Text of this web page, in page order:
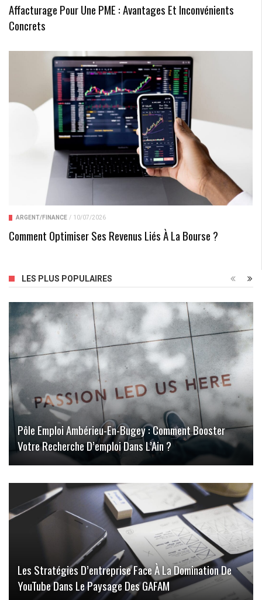
Affacturage Pour Une PME : Avantages Et Inconvénients
Concrets
ARGENT/FINANCE / 10/07/2026
Comment Optimiser Ses Revenus Liés À La Bourse ?
LES PLUS POPULAIRES
Pôle Emploi Ambérieu-En-Bugey : Comment Booster
Votre Recherche D’emploi Dans L’Ain ?
Les Stratégies D’entreprise Face À La Domination De
YouTube Dans Le Paysage Des GAFAM